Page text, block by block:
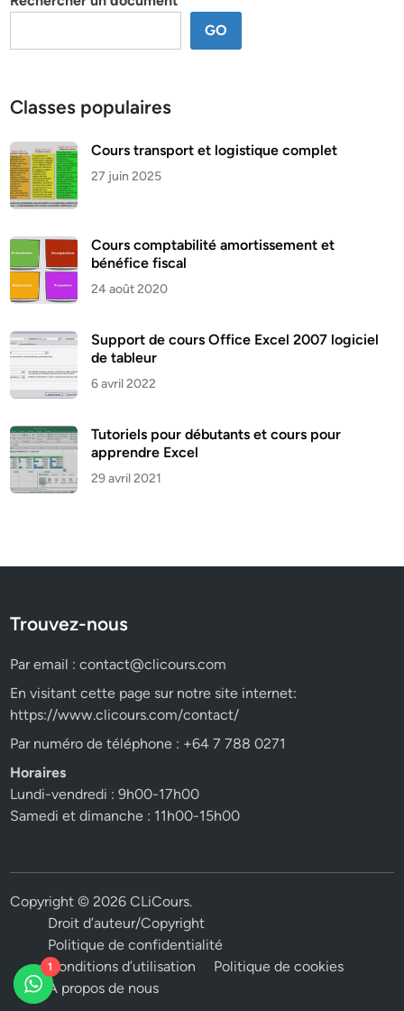
GO
Classes populaires
Cours transport et logistique complet
27 juin 2025
Cours comptabilité amortissement et
bénéfice fiscal
24 août 2020
Support de cours Office Excel 2007 logiciel
de tableur
6 avril 2022
Tutoriels pour débutants et cours pour
apprendre Excel
29 avril 2021
Trouvez-nous
Par email :contact@clicours.com
En visitant cette page sur notre site internet:
https://www.clicours.com/contact/
Par numéro de téléphone : +64 7 788 0271
Horaires
Lundi-vendredi : 9h00-17h00
Samedi et dimanche : 11h00-15h00
Copyright © 2026CLiCours.
Droit d’auteur/Copyright
Politique de confidentialité
Conditions d’utilisation
Politique de cookies
A propos de nous
1